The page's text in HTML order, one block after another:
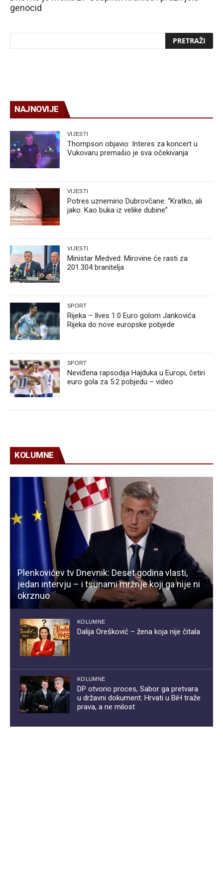
genocid
NAJNOVIJE
VIJESTI
Thompson objavio: Interes za koncert u
Vukovaru premašio je sva očekivanja
VIJESTI
Potres uznemirio Dubrovčane: “Kratko, ali
jako. Kao buka iz velike dubine”
VIJESTI
Ministar Medved: Mirovine će rasti za
201.304 branitelja
SPORT
Rijeka – Ilves 1:0 Euro golom Jankovića
Rijeka do nove europske pobjede
SPORT
Neviđena rapsodija Hajduka u Europi, četiri
euro gola za 5:2 pobjedu – video
KOLUMNE
Plenkovićev tv Dnevnik: Deset godina vlasti,
jedan intervju – i tsunami mržnje koji ga nije ni
okrznuo
KOLUMNE
Dalija Orešković – žena koja nije čitala
KOLUMNE
DP otvorio proces, Sabor ga pretvara
u državni dokument: Hrvati u BiH traže
prava, a ne milost